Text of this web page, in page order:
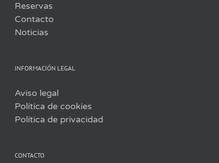
Reservas
Contacto
Noticias
INFORMACIÓN LEGAL
Aviso legal
Política de cookies
Política de privacidad
CONTACTO